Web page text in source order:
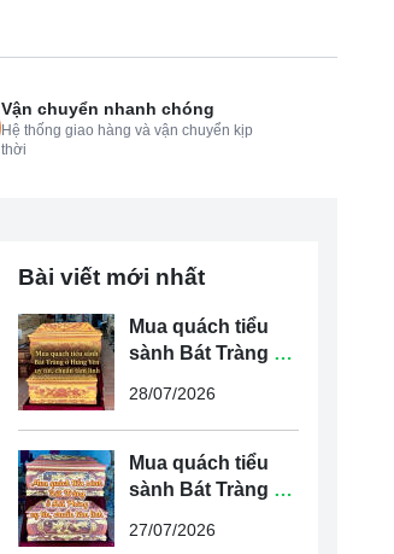
Vận chuyển nhanh chóng
Hệ thống giao hàng và vận chuyển kịp
thời
Bài viết mới nhất
Mua quách tiểu
sành Bát Tràng ở
chuẩn tâm linh
28/07/2026
Mua quách tiểu
sành Bát Tràng ở
chuẩn tâm linh
27/07/2026